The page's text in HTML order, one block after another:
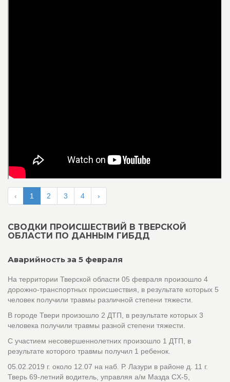
‹ 1 2 3 4 ›
СВОДКИ ПРОИСШЕСТВИЙ В ТВЕРСКОЙ
ОБЛАСТИ ПО ДАННЫМ ГИБДД
Аварийность за 5 февраля
На территории Тверской области 05 февраля произошло 4
дорожно-транспортных происшествия, в результате которых 5
человек получили травмы различной степени тяжести.
В городе Твери произошло 2 ДТП, в результате которых 3
человека получили травмы разной степени тяжести.
С участием несовершеннолетних произошло 1 ДТП, в
результате которого травмы получил 1 ребенок.
05.02.2019 г. около 12.07 на наб. Р. Лазури в районе д. 11 г.
Тверь 69-летний водитель, управляя а/м Мазда CX-5,